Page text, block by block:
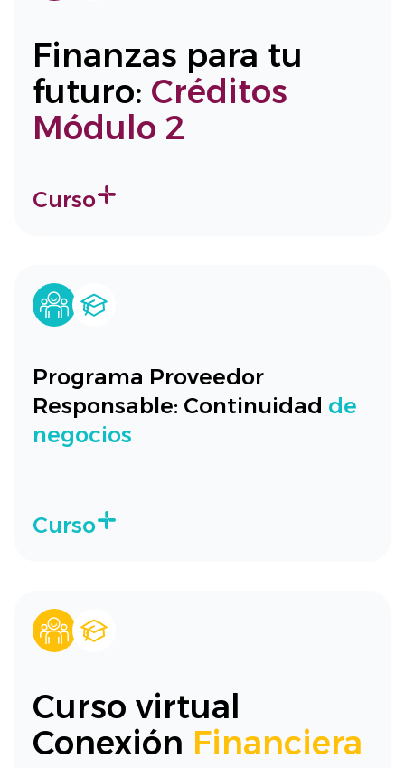
Finanzas para tu
futuro: Créditos
Módulo 2
Curso
Programa Proveedor
Responsable: Continuidad de
negocios
Curso
Curso virtual
Conexión Financiera